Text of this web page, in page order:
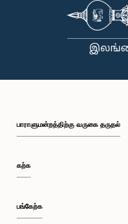
பாராளுமன்றத்திற்கு வருகை தருதல்
கற்க
பங்கேற்க